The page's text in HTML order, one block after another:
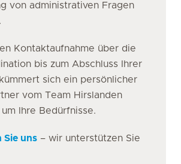
von administrativen Fragen
Kontaktaufnahme über die
bis zum Abschluss Ihrer
sich ein persönlicher
vom Team Hirslanden
um Ihre Bedürfnisse.
Sie uns – wir unterstützen Sie